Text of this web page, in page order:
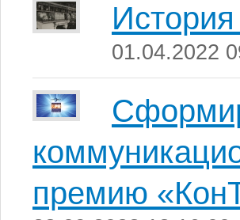
01.04.2022
премию